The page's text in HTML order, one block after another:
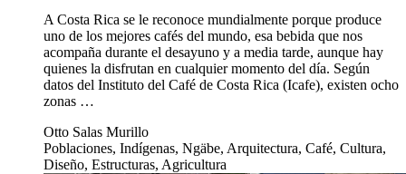
A Costa Rica se le reconoce mundialmente porque produce
uno de los mejores cafés del mundo, esa bebida que nos
acompaña durante el desayuno y a media tarde, aunque hay
quienes la disfrutan en cualquier momento del día. Según
datos del Instituto del Café de Costa Rica (Icafe), existen ocho
zonas …
Otto Salas Murillo
Poblaciones, Indígenas, Ngäbe, Arquitectura, Café, Cultura,
Diseño, Estructuras, Agricultura